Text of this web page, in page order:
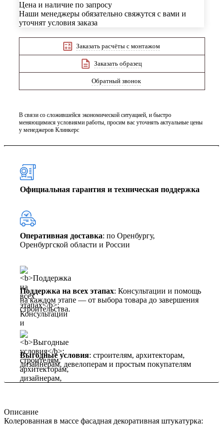
Цена и наличие по запросу
Наши менеджеры обязательно свяжутся с вами и
уточнят условия заказа
Заказать расчёты с монтажом
Заказать образец
Обратный звонок
В связи со сложившейся экономической ситуацией, и быстро
меняющимися условиями работы, просим вас уточнять актуальные цены
у менеджеров Клинкерс
Официальная гарантия и техническая поддержка
Оперативная доставка: по Оренбургу,
Оренбургской области и России
Поддержка на всех этапах: Консультации и помощь
на каждом этапе — от выбора товара до завершения
строительства.
Выгодные условия: строителям, архитекторам,
дизайнерам, девелоперам и простым покупателям
Описание
Колерованная в массе фасадная декоративная штукатурка: